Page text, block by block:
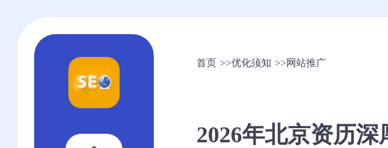
首页 >>优化须知 >>网站推广
2026年北京资历深